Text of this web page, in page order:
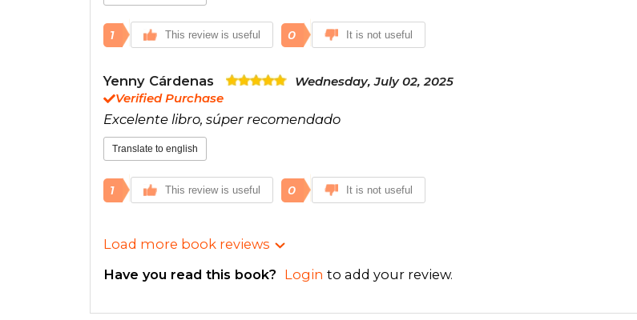
1 This review is useful 0 It is not useful
Yenny Cárdenas
Wednesday, July 02, 2025
Verified Purchase
Excelente libro, súper recomendado
Translate to english
1 This review is useful 0 It is not useful
Load more book reviews
Have you read this book? Login to add your review.